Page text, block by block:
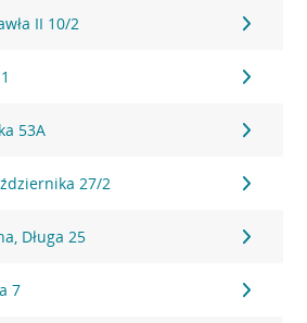
II 10/2
53A
27/2
Długa 25
7